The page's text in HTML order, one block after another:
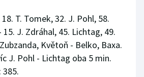
T. Tomek, 32. J. Pohl, 58.
J. Zdráhal, 45. Lichtag, 49.
Květoň - Belko, Baxa.
J. Pohl - Lichtag oba 5 min.
385.